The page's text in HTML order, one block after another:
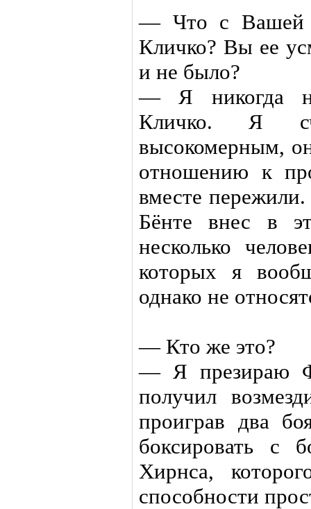
— Что с Вашей
Кличко? Вы ее
и не было?
— Я никогда
Кличко. Я
высокомерным,
отношению к
вместе
Бёнте внес в
несколько
которых я
однако не
— Кто же это?
— Я презираю
получил
проиграв два
боксировать с
Хирнса,
способности